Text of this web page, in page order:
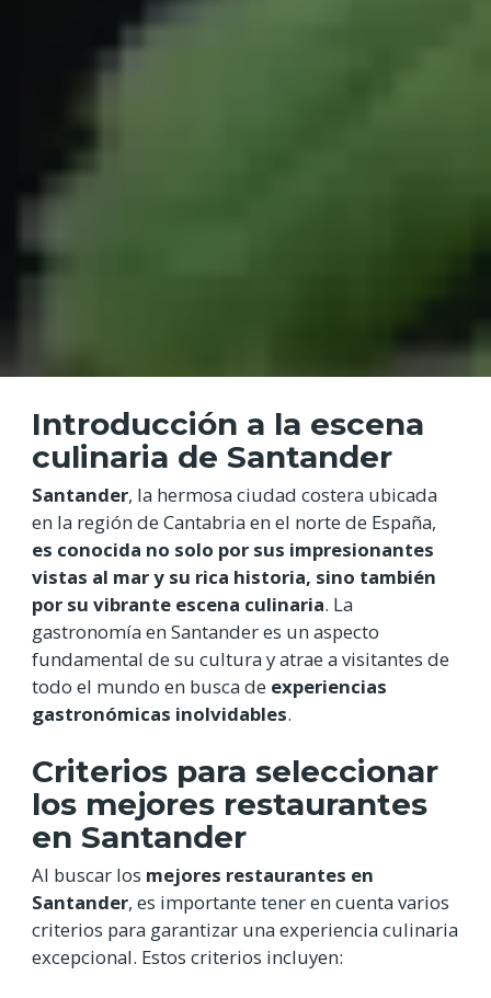
Introducción a la escena
culinaria de Santander
Santander, la hermosa ciudad costera ubicada
en la región de Cantabria en el norte de España,
es conocida no solo por sus impresionantes
vistas al mar y su rica historia, sino también
por su vibrante escena culinaria. La
gastronomía en Santander es un aspecto
fundamental de su cultura y atrae a visitantes de
todo el mundo en busca de experiencias
gastronómicas inolvidables.
Criterios para seleccionar
los mejores restaurantes
en Santander
Al buscar los mejores restaurantes en
Santander, es importante tener en cuenta varios
criterios para garantizar una experiencia culinaria
excepcional. Estos criterios incluyen: